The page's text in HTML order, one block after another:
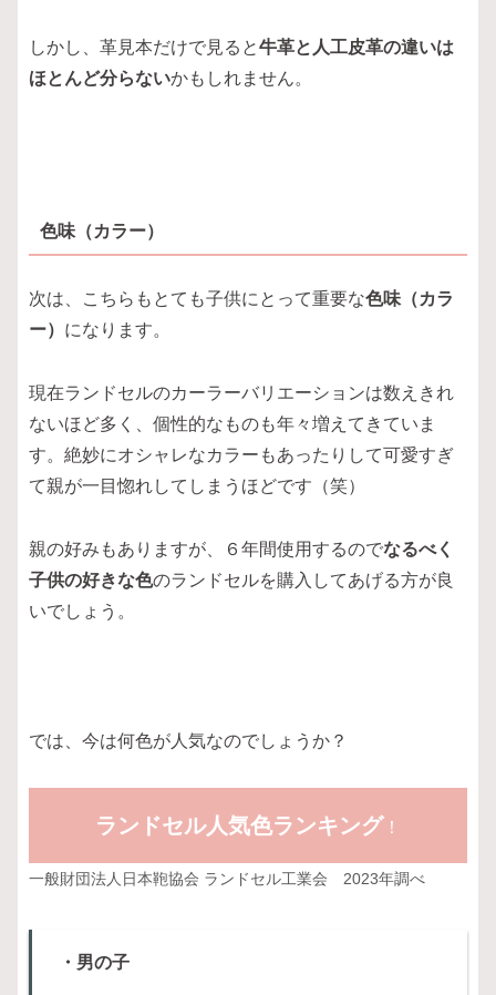
しかし、革見本だけで見ると牛革と人工皮革の違いは
ほとんど分らないかもしれません。
色味（カラー）
次は、こちらもとても子供にとって重要な色味（カラ
ー） になります。
現在ランドセルのカーラーバリエーションは数えきれ
ないほど多く、個性的なものも年々増えてきていま
す。絶妙にオシャレなカラーもあったりして可愛すぎ
て親が一目惚れしてしまうほどです（笑）
親の好みもありますが、６年間使用するのでなるべく
子供の好きな色のランドセルを購入してあげる方が良
いでしょう。
では、今は何色が人気なのでしょうか？
ランドセル人気色ランキング ！
一般財団法人日本鞄協会 ランドセル工業会 2023年調べ
・男の子